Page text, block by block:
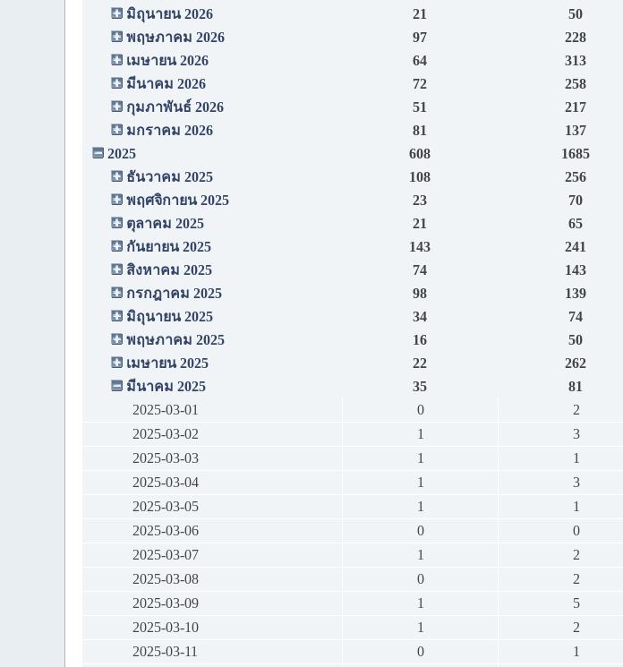
มิถุนายน 2026
21 50
พฤษภาคม 2026
97 228
เมษายน 2026
64 313
มีนาคม 2026
72 258
กุมภาพันธ์ 2026
51 217
มกราคม 2026
81 137
2025
608 1685
ธันวาคม 2025
108 256
พฤศจิกายน 2025
23 70
ตุลาคม 2025
21 65
กันยายน 2025
143 241
สิงหาคม 2025
74 143
กรกฎาคม 2025
98 139
มิถุนายน 2025
34 74
พฤษภาคม 2025
16 50
เมษายน 2025
22 262
มีนาคม 2025
35 81
2025-03-01
0 2
2025-03-02
1 3
2025-03-03
1 1
2025-03-04
1 3
2025-03-05
1 1
2025-03-06
0 0
2025-03-07
1 2
2025-03-08
0 2
2025-03-09
1 5
2025-03-10
1 2
2025-03-11
0 1